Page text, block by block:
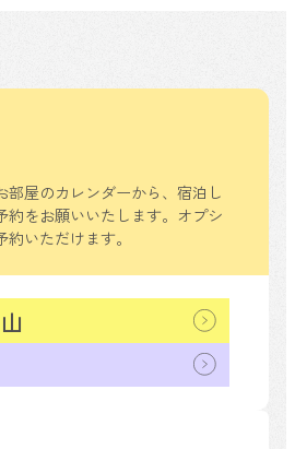
屋のカレンダーから、 宿泊し
をお願いいたします。 オプシ
いただけます。